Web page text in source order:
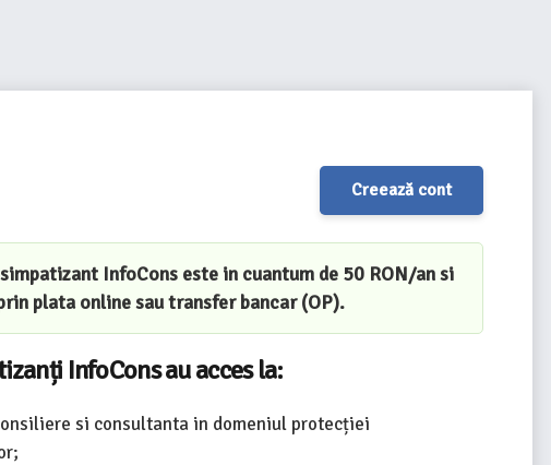
Creează cont
InfoCons este in cuantum de 50 RON/ansi
plata online sau transfer bancar (OP).
InfoCons au acces la:
si consultanta in domeniul protecției